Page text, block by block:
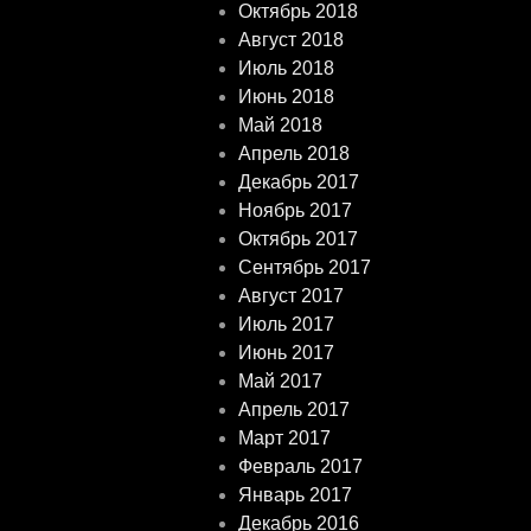
Октябрь 2018
Август 2018
Июль 2018
Июнь 2018
Май 2018
Апрель 2018
Декабрь 2017
Ноябрь 2017
Октябрь 2017
Сентябрь 2017
Август 2017
Июль 2017
Июнь 2017
Май 2017
Апрель 2017
Март 2017
Февраль 2017
Январь 2017
Декабрь 2016